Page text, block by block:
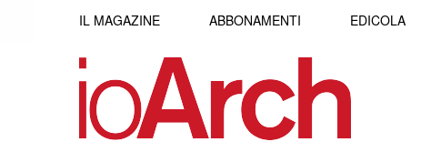
IL MAGAZINE ABBONAMENTI EDICOLA